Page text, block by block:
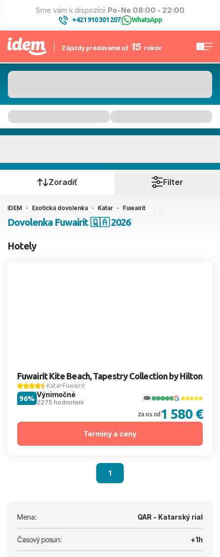
Sme vám k dispozícii Po-Ne 08:00 - 22:00
+421 910 301 207| WhatsApp
Zájazdy predávame už 15 rokov
Kedy cestujete?
Ako cestujete?
2 dospelí, 0 deti
Zoradiť Filter
IDEM Exotická dovolenka Katar Fuwairit
Dovolenka Fuwairit 🇶🇦 2026
Hotely
Fuwairit Kite Beach, Tapestry Collection by Hilton
Katar Fuwairit
Výnimočné
2275 hodnotení
96%
za os. od 1 580 €
Termíny a ceny
1
Mena: QAR - Katarský rial
Časový posun: +1h